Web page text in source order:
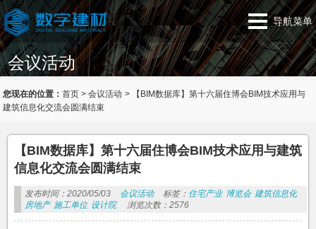
导航菜单
会议活动
您现在的位置：首页 >会议活动 >
【BIM数据库】第十六届住博会BIM技术应用与
建筑信息化交流会圆满结束
【BIM数据库】第十六届住博会BIM技术应用与建筑
信息化交流会圆满结束
发布时间：2020/05/03 会议活动 标签： 住宅产业 博览会 建筑信息化
房地产 施工单位 设计院 浏览次数：2576